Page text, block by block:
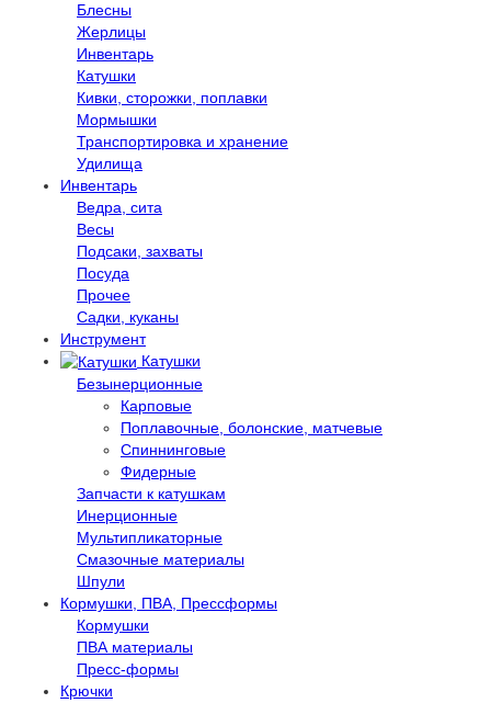
Блесны
Жерлицы
Инвентарь
Катушки
Кивки, сторожки, поплавки
Мормышки
Транспортировка и хранение
Удилища
Инвентарь
Ведра, сита
Весы
Подсаки, захваты
Посуда
Прочее
Садки, куканы
Инструмент
Катушки
Безынерционные
Карповые
Поплавочные, болонские, матчевые
Спиннинговые
Фидерные
Запчасти к катушкам
Инерционные
Мультипликаторные
Смазочные материалы
Шпули
Кормушки, ПВА, Прессформы
Кормушки
ПВА материалы
Пресс-формы
Крючки